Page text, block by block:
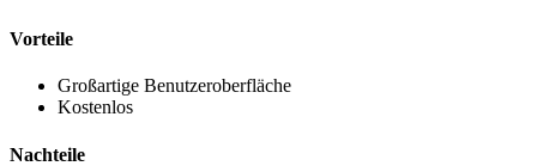
Vorteile
Großartige Benutzeroberfläche
Kostenlos
Nachteile